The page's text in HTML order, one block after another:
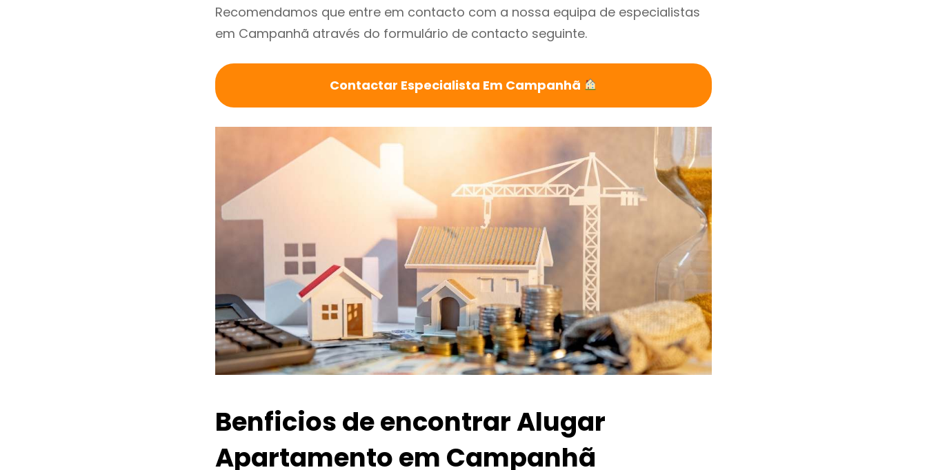
Recomendamos que entre em contacto com a nossa equipa de especialistas
em Campanhã através do formulário de contacto seguinte.
Contactar Especialista Em Campanhã
Benficios de encontrar Alugar
Apartamento em Campanhã